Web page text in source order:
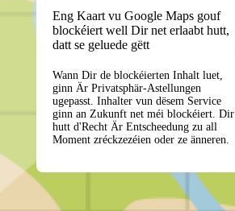
Eng Kaart vu Google Maps gouf
blockéiert well Dir net erlaabt hutt,
datt se geluede gëtt
Wann Dir de blockéierten Inhalt luet,
ginn Är Privatsphär-Astellungen
ugepasst. Inhalter vun dësem Service
ginn an Zukunft net méi blockéiert. Dir
hutt d'Recht Är Entscheedung zu all
Moment zréckzezéien oder ze änneren.